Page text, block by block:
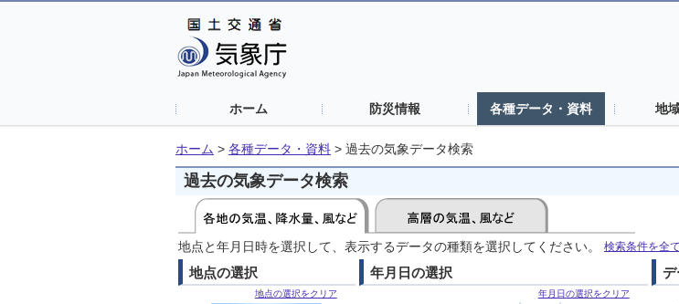
ホーム 防災情報 各種データ・資料 地
ホーム > 各種データ・資料 > 過去の気象データ検索
過去の気象データ検索
地点と年月日時を選択して、表示するデータの種類を選択してください。 検索条件を全
地点の選択
地点の選択をクリア
年月日の選択
年月日の選択をクリア